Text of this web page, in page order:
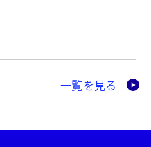
一覧を見る